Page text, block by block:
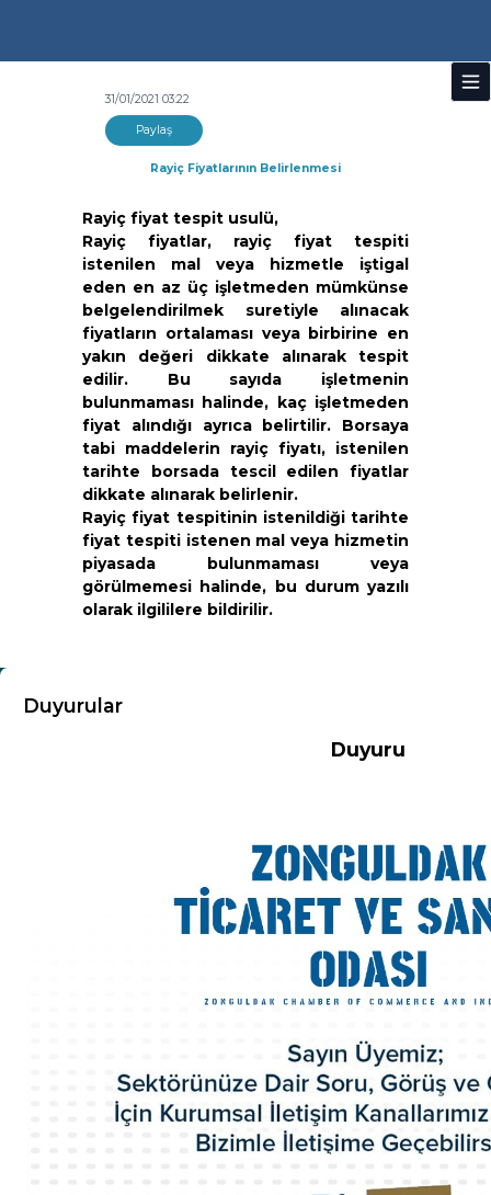
31/01/2021 03:22
Paylaş
Rayiç Fiyatlarının Belirlenmesi
Rayiç fiyat tespit usulü,
Rayiç fiyatlar, rayiç fiyat tespiti
istenilen mal veya hizmetle iştigal
eden en az üç işletmeden mümkünse
belgelendirilmek suretiyle alınacak
fiyatların ortalaması veya birbirine en
yakın değeri dikkate alınarak tespit
edilir. Bu sayıda işletmenin
bulunmaması halinde, kaç işletmeden
fiyat alındığı ayrıca belirtilir. Borsaya
tabi maddelerin rayiç fiyatı, istenilen
tarihte borsada tescil edilen fiyatlar
dikkate alınarak belirlenir.
Rayiç fiyat tespitinin istenildiği tarihte
fiyat tespiti istenen mal veya hizmetin
piyasada bulunmaması veya
görülmemesi halinde, bu durum yazılı
olarak ilgililere bildirilir.
Duyurular
Duyuru
Yönetim Kurulu
Meclis Üyeleri
Komisyon ve Kurallar
Organizasyon Şeması
Odamız Personeli
Mevzuat
İl Kadın Girişimci Kurulu
Üyelik ve İştirakler
Eski Yönetim Kurulu Başkanlarımız
ZTSO Etik Kuralları
Faaliyet Raporları
ZTSO Dış Ticaret Destek Ofisi
ZTSO İş Planı